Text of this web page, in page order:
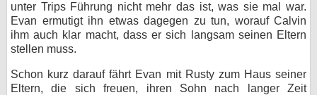
unter Trips Führung nicht mehr das ist, was sie mal war.
Evan ermutigt ihn etwas dagegen zu tun, worauf Calvin
ihm auch klar macht, dass er sich langsam seinen Eltern
stellen muss.
Schon kurz darauf fährt Evan mit Rusty zum Haus seiner
Eltern, die sich freuen, ihren Sohn nach langer Zeit